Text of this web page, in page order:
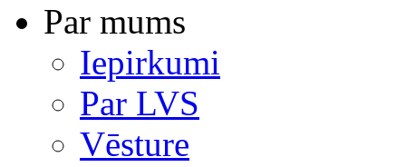
Par mums
Iepirkumi
Par LVS
Vēsture